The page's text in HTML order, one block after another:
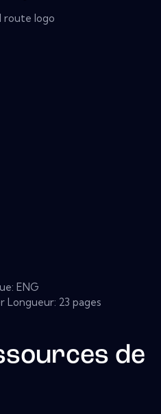
ENG
Longueur: 23 pages
de